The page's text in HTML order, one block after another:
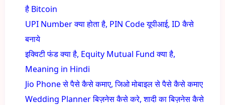
है Bitcoin
UPI Number क्या होता है, PIN Code यूपीआई, ID कैसे
बनाये
इक्विटी फंड क्या है, Equity Mutual Fund क्या है,
Meaning in Hindi
Jio Phone से पैसे कैसे कमाए, जिओ मोबाइल से पैसे कैसे कमाए
Wedding Planner बिज़नेस कैसे करे, शादी का बिज़नेस कैसे